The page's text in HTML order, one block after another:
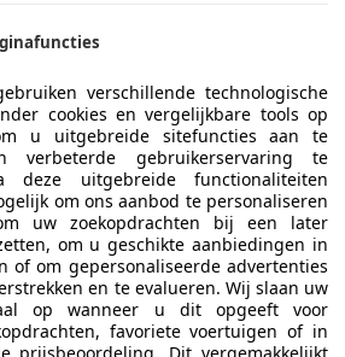
verschillende technologische
cookies en vergelijkbare tools op
u uitgebreide sitefuncties aan te
verbeterde gebruikerservaring te
deze uitgebreide functionaliteiten
om ons aanbod te personaliseren
uw zoekopdrachten bij een later
om u geschikte aanbiedingen in
of om gepersonaliseerde advertenties
en te evalueren. Wij slaan uw
op wanneer u dit opgeeft voor
favoriete voertuigen of in
prijsbeoordeling. Dit vergemakkelijkt